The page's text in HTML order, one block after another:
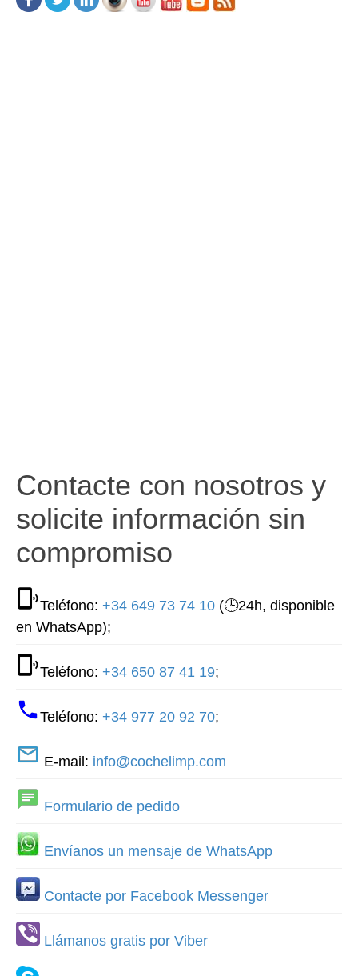
Contacte con nosotros y
solicite información sin
compromiso
Teléfono: +34 649 73 74 10 (🕒24h, disponible
en WhatsApp);
Teléfono: +34 650 87 41 19;
Teléfono: +34 977 20 92 70;
E-mail: info@cochelimp.com
Formulario de pedido
Envíanos un mensaje de WhatsApp
Contacte por Facebook Messenger
Llámanos gratis por Viber